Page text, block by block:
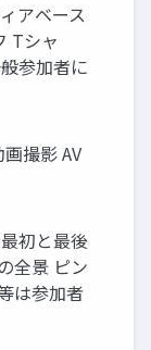
アベース
Tシャ
参加者に
撮影 AV
初と最後
全景 ピン
は参加者